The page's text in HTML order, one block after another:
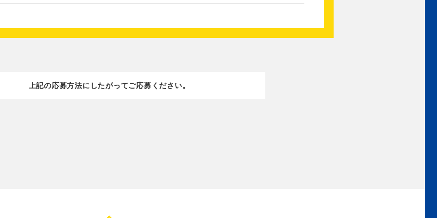
上記の応募方法にしたがってご応募ください。